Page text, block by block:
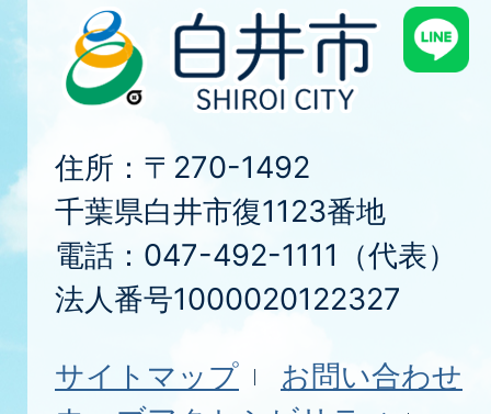
住所：〒270-1492
千葉県白井市復1123番地
電話：047-492-1111（代表）
法人番号1000020122327
サイトマップ
お問い合わせ